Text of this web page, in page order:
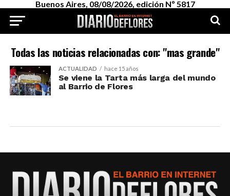
Buenos Aires, 08/08/2026, edición Nº 5817
Todas las noticias relacionadas con: "mas grande"
ACTUALIDAD hace 15 años
Se viene la Tarta más larga del mundo
al Barrio de Flores